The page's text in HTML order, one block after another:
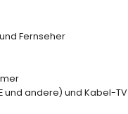
Fernseher
und andere) und Kabel-TV